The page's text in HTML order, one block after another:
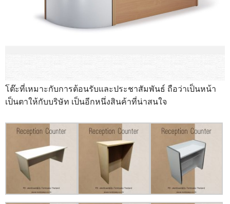
โต๊ะที่เหมาะกับการต้อนรับและประชาสัมพันธ์ ถือว่าเป็นหน้า
เป็นตาให้กับบริษัท เป็นอีกหนึ่งสินค้าที่น่าสนใจ